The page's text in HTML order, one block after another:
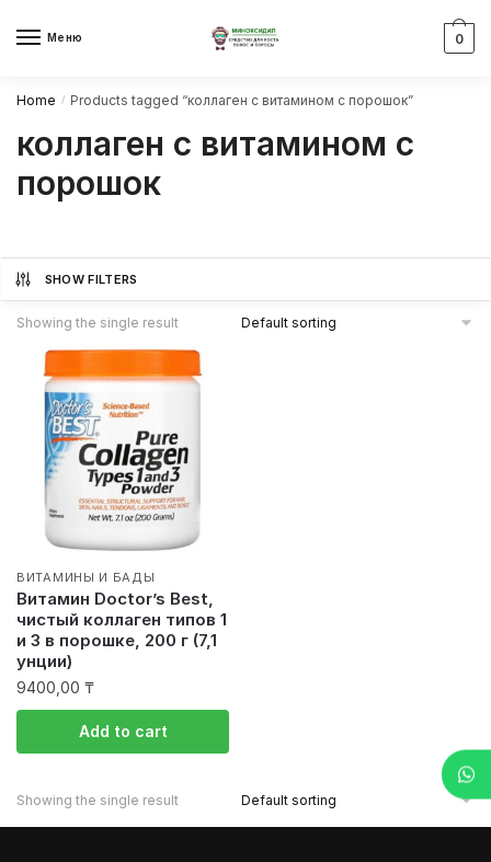
Меню 0
Home / Products tagged “коллаген с витамином с порошок”
коллаген с витамином с
порошок
SHOW FILTERS
Showing the single result
ВИТАМИНЫ И БАДЫ
Витамин Doctor’s Best,
чистый коллаген типов 1
и 3 в порошке, 200 г (7,1
унции)
9400,00 ₸
Add to cart
Showing the single result